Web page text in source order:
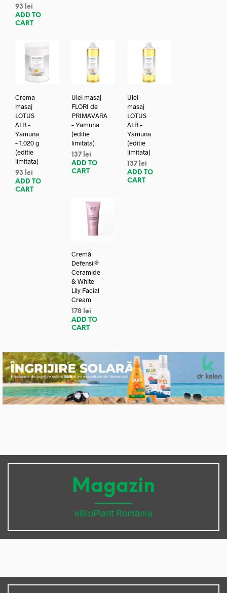
93
lei
ADD TO
CART
Crema
masaj
LOTUS
ALB –
Yamuna
– 1.020 g
(editie
limitata)
93
lei
ADD TO
CART
Ulei masaj
FLORI de
PRIMAVARA
– Yamuna
(editie
limitata)
137 lei
ADD TO
CART
Ulei
masaj
LOTUS
ALB –
Yamuna
(editie
limitata)
137 lei
ADD TO
CART
Cremă
Defensil®
Ceramide
& White
Lily Facial
Cream
178 lei
ADD TO
CART
Magazin
eBioPlant România